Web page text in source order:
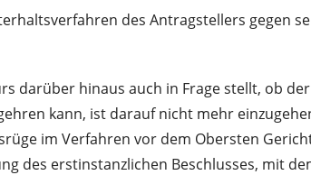
des Antragstellers gegen
darüber hinaus auch in Frage stellt, ob
kann, ist darauf nicht mehr
im Verfahren vor dem Obersten
des erstinstanzlichen Beschlusses, mit